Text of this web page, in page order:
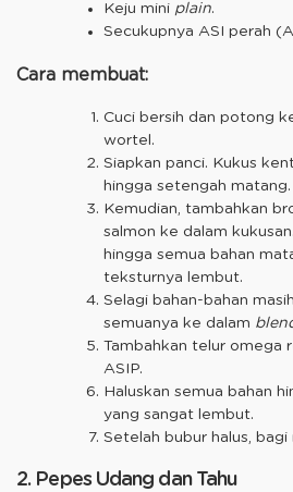
Keju mini plain.
Secukupnya ASI perah
Cara membuat:
Cuci bersih dan potong
wortel.
Siapkan panci. Kukus
hingga setengah matang.
Kemudian, tambahkan
salmon ke dalam
hingga semua bahan
teksturnya lembut.
Selagi bahan-bahan
semuanya ke dalam
Tambahkan telur omega
ASIP.
Haluskan semua bahan
yang sangat lembut.
Setelah bubur halus, bagi
2. Pepes Udang dan Tahu